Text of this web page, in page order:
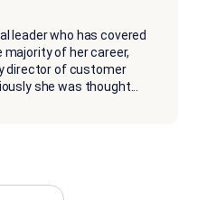
leader who has covered
of her career,
director of customer
she was thought